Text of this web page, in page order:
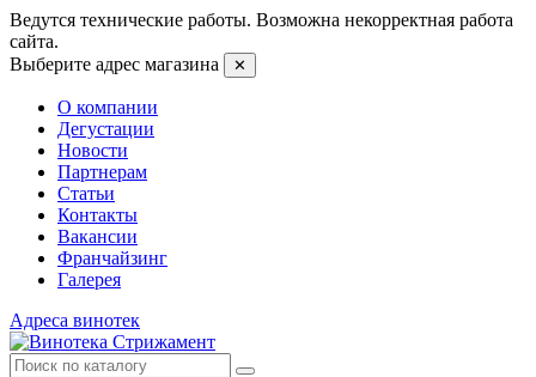
Ведутся технические работы. Возможна некорректная работа
сайта.
Выберите адрес магазина
✕
О компании
Дегустации
Новости
Партнерам
Статьи
Контакты
Вакансии
Франчайзинг
Галерея
Адреса винотек